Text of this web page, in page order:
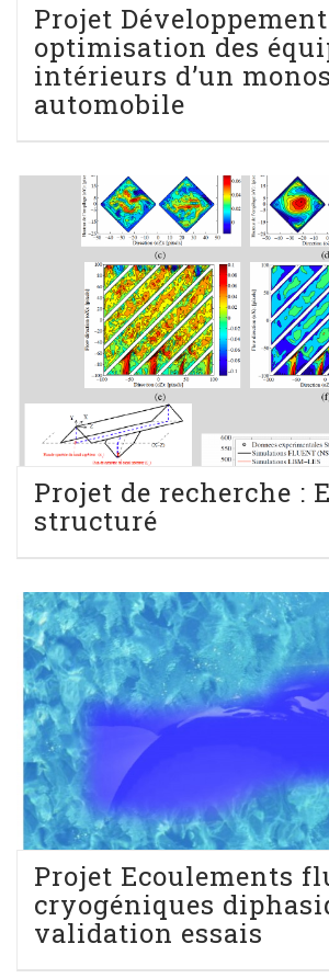
Projet
optimisation des
intérieurs d’un
automobile
Projet de recherche :
structuré
Projet Ecoulements
cryogéniques
validation essais